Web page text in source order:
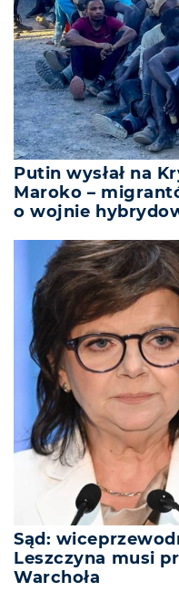
Putin wysłał na
Maroko –
o wojnie
Sąd:
Leszczyna musi
Warchoła